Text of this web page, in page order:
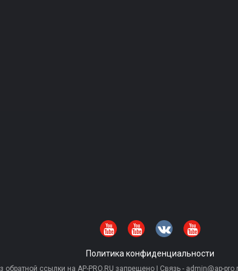
Политика конфиденциальности
обратной ссылки на AP-PRO.RU запрещено | Связь - admin@ap-